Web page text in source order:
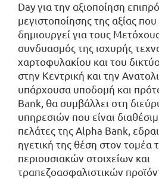
Day για την αξιοποίηση
μεγιστοποίησης της αξίας
δημιουργεί για τους
συνδυασμός της ισχυρής
χαρτοφυλακίου και του
στην Κεντρική και την
υπάρχουσα υποδομή και
Bank, θα συμβάλλει στη
υπηρεσιών που είναι
πελάτες της Alpha Bank,
ηγετική της θέση στον τομέα
περιουσιακών στοιχείων και
τραπεζοασφαλιστικών